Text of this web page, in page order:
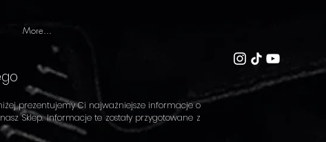
More...
prezentujemy Ci najważniejsze informacje o
Sklep. Informacje te zostały przygotowane z